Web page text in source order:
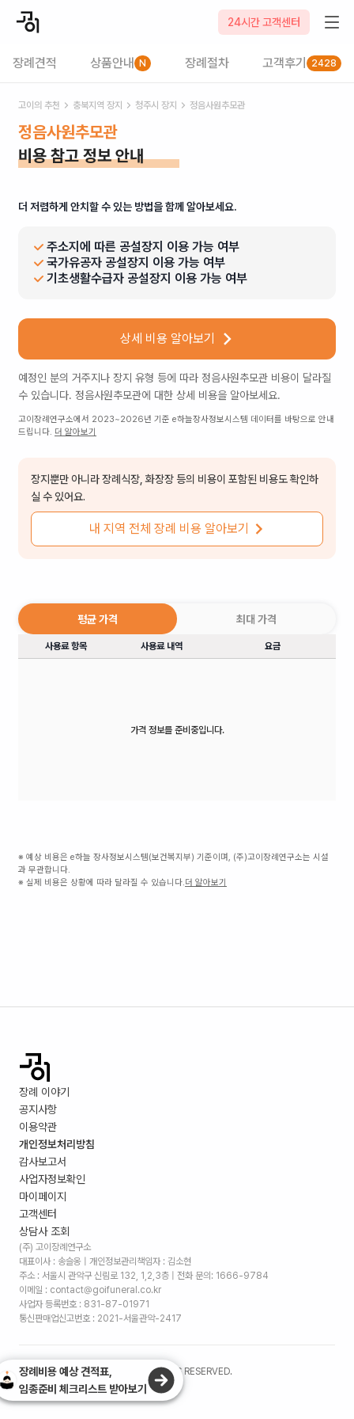
24시간 고객센터
장례견적 상품안내 N 장례절차 고객후기 2428
고이의 추천 충북지역 장지 청주시 장지 정음사원추모관
정음사원추모관
비용 참고 정보 안내
더 저렴하게 안치할 수 있는 방법을 함께 알아보세요.
주소지에 따른 공설장지 이용 가능 여부
국가유공자 공설장지 이용 가능 여부
기초생활수급자 공설장지 이용 가능 여부
상세 비용 알아보기
예정인 분의 거주지나 장지 유형 등에 따라 정음사원추모관 비용이 달라질
수 있습니다. 정음사원추모관에 대한 상세 비용을 알아보세요.
고이장례연구소에서 2023~2026년 기준 e하늘장사정보시스템 데이터를 바탕으로 안내
드립니다. 더 알아보기
장지뿐만 아니라 장례식장, 화장장 등의 비용이 포함된 비용도 확인하
실 수 있어요.
내 지역 전체 장례 비용 알아보기
평균 가격 최대 가격
사용료 항목 사용료 내역 요금
가격 정보를 준비중입니다.
※ 예상 비용은 e하늘 장사정보시스템(보건복지부) 기준이며, (주)고이장례연구소는 시설
과 무관합니다.
※ 실제 비용은 상황에 따라 달라질 수 있습니다.더 알아보기
장례 이야기
공지사항
이용약관
개인정보처리방침
감사보고서
사업자정보확인
마이페이지
고객센터
상담사 조회
(주) 고이장례연구소
대표이사 : 송슬옹 | 개인정보관리책임자 : 김소현
주소 : 서울시 관악구 신림로 132, 1,2,3층 | 전화 문의: 1666-9784
이메일 : contact@goifuneral.co.kr
사업자 등록번호 : 831-87-01971
통신판매업신고번호 : 2021-서울관악-2417
©2026. (주)고이장례연구소 ALL RIGHTS RESERVED.
장례비용 예상 견적표,
임종준비 체크리스트 받아보기